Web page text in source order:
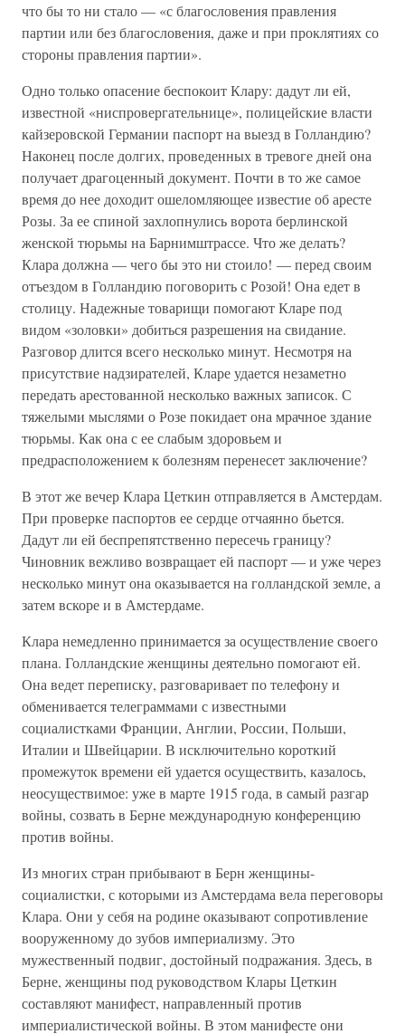
что бы то ни стало — «с благословения правления
партии или без благословения, даже и при проклятиях со
стороны правления партии».
Одно только опасение беспокоит Клару: дадут ли ей,
известной «ниспровергательнице», полицейские власти
кайзеровской Германии паспорт на выезд в Голландию?
Наконец после долгих, проведенных в тревоге дней она
получает драгоценный документ. Почти в то же самое
время до нее доходит ошеломляющее известие об аресте
Розы. За ее спиной захлопнулись ворота берлинской
женской тюрьмы на Барнимштрассе. Что же делать?
Клара должна — чего бы это ни стоило! — перед своим
отъездом в Голландию поговорить с Розой! Она едет в
столицу. Надежные товарищи помогают Кларе под
видом «золовки» добиться разрешения на свидание.
Разговор длится всего несколько минут. Несмотря на
присутствие надзирателей, Кларе удается незаметно
передать арестованной несколько важных записок. С
тяжелыми мыслями о Розе покидает она мрачное здание
тюрьмы. Как она с ее слабым здоровьем и
предрасположением к болезням перенесет заключение?
В этот же вечер Клара Цеткин отправляется в Амстердам.
При проверке паспортов ее сердце отчаянно бьется.
Дадут ли ей беспрепятственно пересечь границу?
Чиновник вежливо возвращает ей паспорт — и уже через
несколько минут она оказывается на голландской земле, а
затем вскоре и в Амстердаме.
Клара немедленно принимается за осуществление своего
плана. Голландские женщины деятельно помогают ей.
Она ведет переписку, разговаривает по телефону и
обменивается телеграммами с известными
социалистками Франции, Англии, России, Польши,
Италии и Швейцарии. В исключительно короткий
промежуток времени ей удается осуществить, казалось,
неосуществимое: уже в марте 1915 года, в самый разгар
войны, созвать в Берне международную конференцию
против войны.
Из многих стран прибывают в Берн женщины-
социалистки, с которыми из Амстердама вела переговоры
Клара. Они у себя на родине оказывают сопротивление
вооруженному до зубов империализму. Это
мужественный подвиг, достойный подражания. Здесь, в
Берне, женщины под руководством Клары Цеткин
составляют манифест, направленный против
империалистической войны. В этом манифесте они